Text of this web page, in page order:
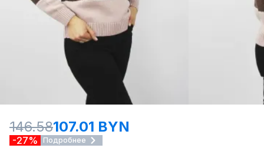
146.58107.01 BYN
-27% Подробнее